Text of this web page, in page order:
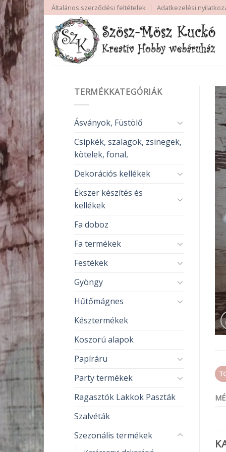
Skip
to
content
Általános szerződési feltételek Adatkezelési
TERMÉKKATEGÓRIÁK
Ásványok, Füstölő
Csipkék, szalagok, zsinegek,
kötelek, fonal,
Dekorációs kellékek
Ékszer készítés és
kellékek
Fa doboz
Fa termékek
Festékek
Gyöngy
Hűtőmágnes
Késztermékek
Koszorú alapok
Papíráru
Party termékek
Ragasztók Lakkok Paszták
Szalvéták
Szezonális termékek